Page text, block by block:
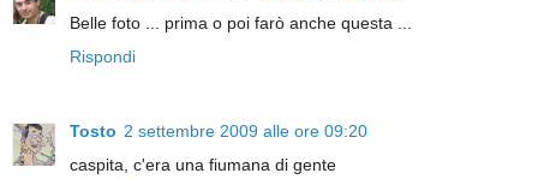
Belle foto ... prima o poi farò anche questa ...
Rispondi
Tosto 2 settembre 2009 alle ore 09:20
caspita, c'era una fiumana di gente